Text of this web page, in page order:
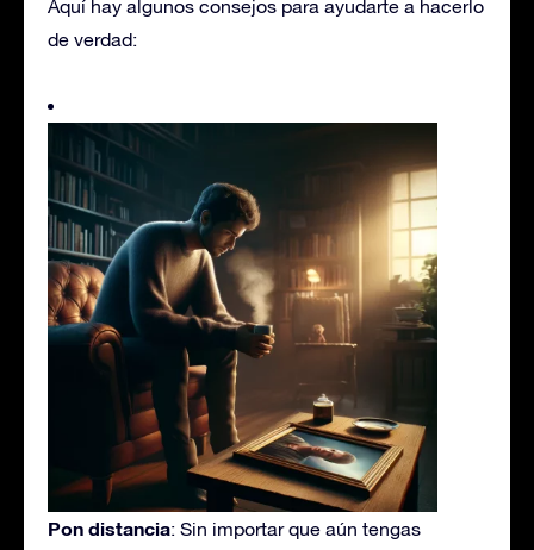
Aquí hay algunos consejos para ayudarte a hacerlo
de verdad:
Pon distancia: Sin importar que aún tengas